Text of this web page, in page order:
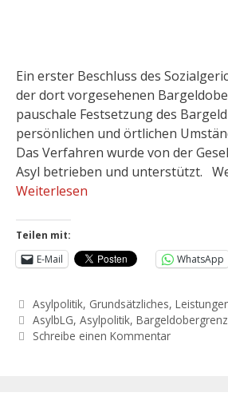
Ein erster Beschluss des
der dort vorgesehenen
pauschale Festsetzung des
persönlichen und örtlichen
Das Verfahren wurde von der
Asyl betrieben und unterstützt.
Weiterlesen
Teilen mit:
E-Mail
WhatsApp
Asylpolitik, Grundsätzliches,
AsylbLG,Asylpolitik,
Schreibe einen Kommentar